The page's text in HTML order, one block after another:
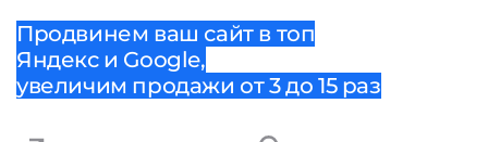
Продвинем ваш сайт в топ
Яндекс и Google,
увеличим продажи от 3 до 15 раз